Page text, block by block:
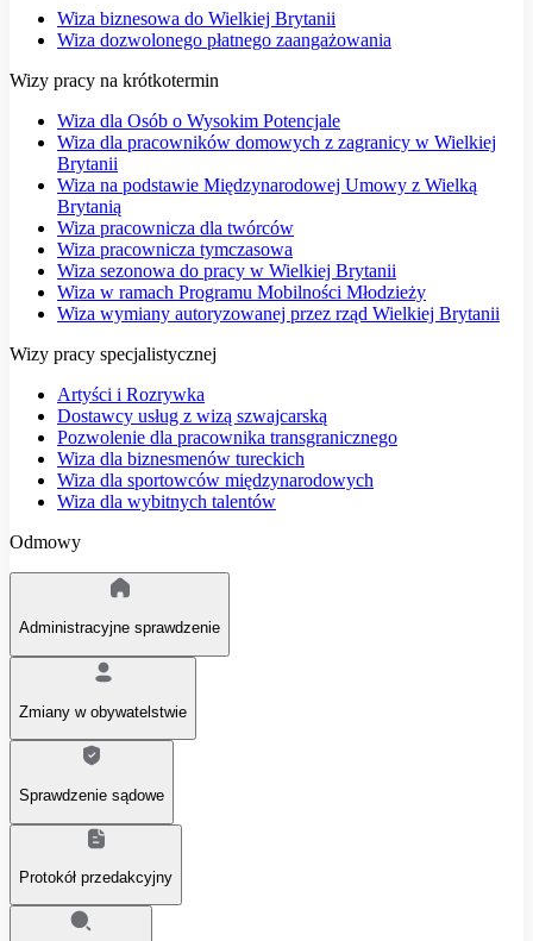
Wiza biznesowa do Wielkiej Brytanii
Wiza dozwolonego płatnego zaangażowania
Wizy pracy na krótkotermin
Wiza dla Osób o Wysokim Potencjale
Wiza dla pracowników domowych z zagranicy w Wielkiej
Brytanii
Wiza na podstawie Międzynarodowej Umowy z Wielką
Brytanią
Wiza pracownicza dla twórców
Wiza pracownicza tymczasowa
Wiza sezonowa do pracy w Wielkiej Brytanii
Wiza w ramach Programu Mobilności Młodzieży
Wiza wymiany autoryzowanej przez rząd Wielkiej Brytanii
Wizy pracy specjalistycznej
Artyści i Rozrywka
Dostawcy usług z wizą szwajcarską
Pozwolenie dla pracownika transgranicznego
Wiza dla biznesmenów tureckich
Wiza dla sportowców międzynarodowych
Wiza dla wybitnych talentów
Odmowy
Administracyjne sprawdzenie
Zmiany w obywatelstwie
Sprawdzenie sądowe
Protokół przedakcyjny